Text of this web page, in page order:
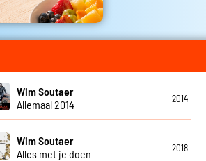
Wim Soutaer
Allemaal 2014
2014
Wim Soutaer
Alles met je doen
2018